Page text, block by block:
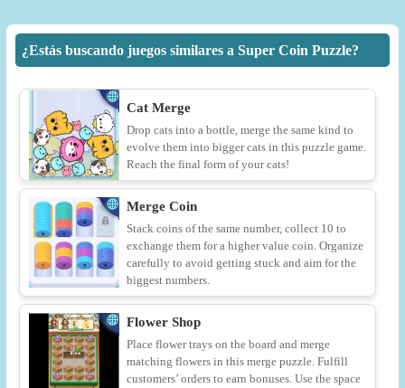
¿Estás buscando juegos similares a Super Coin Puzzle?
Cat Merge
Drop cats into a bottle, merge the same kind to
evolve them into bigger cats in this puzzle game.
Reach the final form of your cats!
Merge Coin
Stack coins of the same number, collect 10 to
exchange them for a higher value coin. Organize
carefully to avoid getting stuck and aim for the
biggest numbers.
Flower Shop
Place flower trays on the board and merge
matching flowers in this merge puzzle. Fulfill
customers’ orders to earn bonuses. Use the space